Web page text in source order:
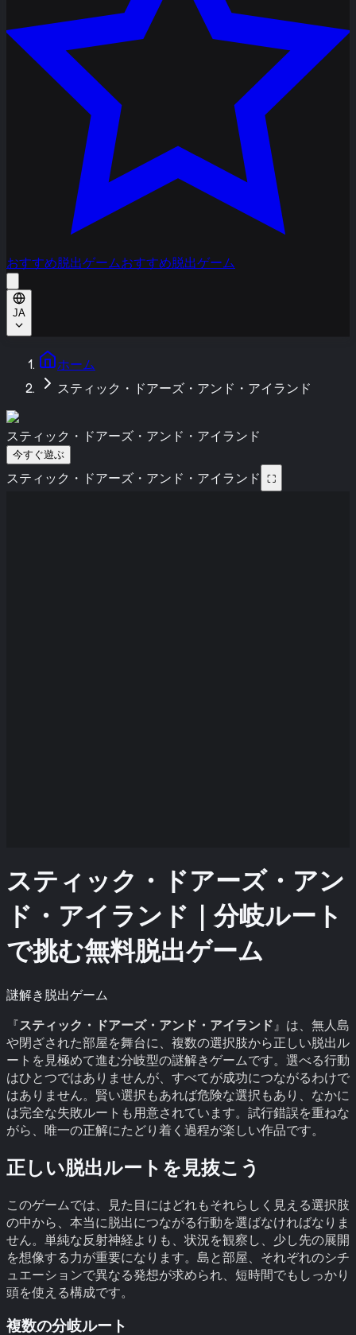
おすすめ脱出ゲームおすすめ脱出ゲーム
JA
ホーム
スティック・ドアーズ・アンド・アイランド
スティック・ドアーズ・アンド・アイランド
今すぐ遊ぶ
スティック・ドアーズ・アンド・アイランド ⛶
スティック・ドアーズ・アン
ド・アイランド｜分岐ルート
で挑む無料脱出ゲーム
謎解き脱出ゲーム
『スティック・ドアーズ・アンド・アイランド 』は、無人島
や閉ざされた部屋を舞台に、複数の選択肢から正しい脱出ル
ートを見極めて進む分岐型の謎解きゲームです。選べる行動
はひとつではありませんが、すべてが成功につながるわけで
はありません。賢い選択もあれば危険な選択もあり、なかに
は完全な失敗ルートも用意されています。試行錯誤を重ねな
がら、唯一の正解にたどり着く過程が楽しい作品です。
正しい脱出ルートを見抜こう
このゲームでは、見た目にはどれもそれらしく見える選択肢
の中から、本当に脱出につながる行動を選ばなければなりま
せん。単純な反射神経よりも、状況を観察し、少し先の展開
を想像する力が重要になります。島と部屋、それぞれのシチ
ュエーションで異なる発想が求められ、短時間でもしっかり
頭を使える構成です。
複数の分岐ルート